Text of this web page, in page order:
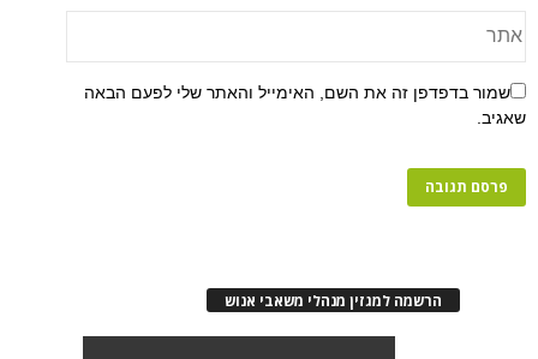
שמור בדפדפן זה את השם, האימייל והאתר שלי לפעם הבאה
שאגיב.
הרשמה למגזין מנהלי משאבי אנוש